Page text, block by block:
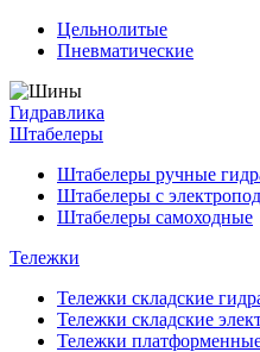
Цельнолитые
Пневматические
Гидравлика
Штабелеры
Штабелеры ручные
Штабелеры с
Штабелеры самоходные
Тележки
Тележки складские
Тележки складские
Тележки